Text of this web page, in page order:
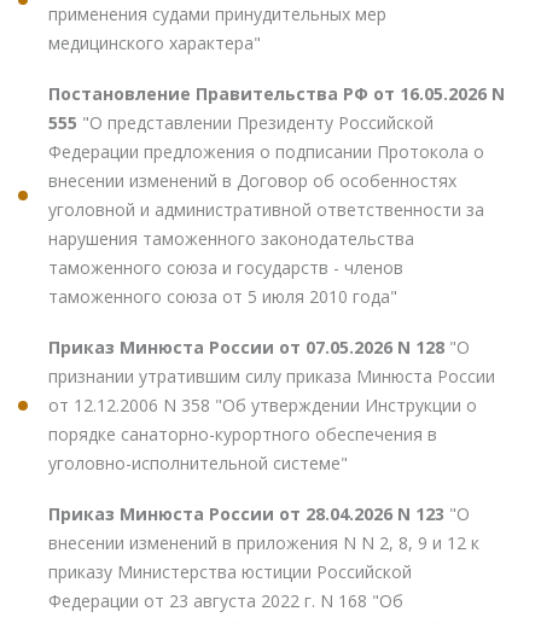
применения судами принудительных мер
медицинского характера"
Постановление Правительства РФ от 16.05.2026 N
555 "О представлении Президенту Российской
Федерации предложения о подписании Протокола о
внесении изменений в Договор об особенностях
уголовной и административной ответственности за
нарушения таможенного законодательства
таможенного союза и государств - членов
таможенного союза от 5 июля 2010 года"
Приказ Минюста России от 07.05.2026 N 128 "О
признании утратившим силу приказа Минюста России
от 12.12.2006 N 358 "Об утверждении Инструкции о
порядке санаторно-курортного обеспечения в
уголовно-исполнительной системе"
Приказ Минюста России от 28.04.2026 N 123 "О
внесении изменений в приложения N N 2, 8, 9 и 12 к
приказу Министерства юстиции Российской
Федерации от 23 августа 2022 г. N 168 "Об